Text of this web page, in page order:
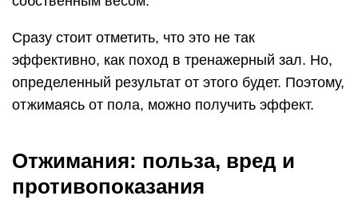
тренировочный план.